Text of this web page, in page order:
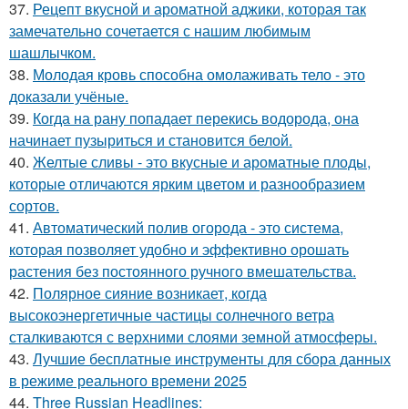
37. Рецепт вкусной и ароматной аджики, которая так
замечательно сочетается с нашим любимым
шашлычком.
38. Молодая кровь способна омолаживать тело - это
доказали учёные.
39. Когда на рану попадает перекись водорода, она
начинает пузыриться и становится белой.
40. Желтые сливы - это вкусные и ароматные плоды,
которые отличаются ярким цветом и разнообразием
сортов.
41. Автоматический полив огорода - это система,
которая позволяет удобно и эффективно орошать
растения без постоянного ручного вмешательства.
42. Полярное сияние возникает, когда
высокоэнергетичные частицы солнечного ветра
сталкиваются с верхними слоями земной атмосферы.
43. Лучшие бесплатные инструменты для сбора данных
в режиме реального времени 2025
44. Three Russian Headlines: